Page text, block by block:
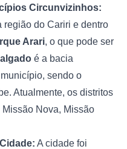
Circunvizinhos:
região do Cariri e dentro
Arari, o que pode ser
é a bacia
sendo o
Atualmente, os distritos
Nova, Missão
A cidade foi